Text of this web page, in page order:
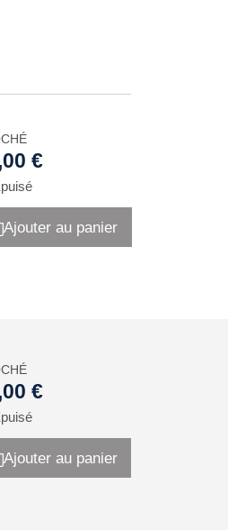
€
Ajouter au panier
€
Ajouter au panier